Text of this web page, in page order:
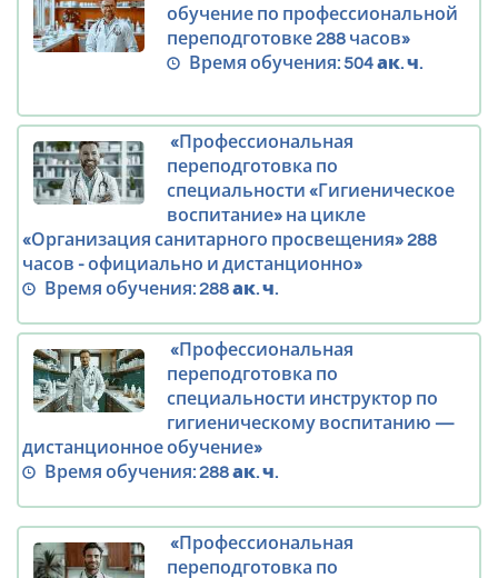
обучение по профессиональной
переподготовке 288 часов»
Время обучения:504 ак. ч.
«Профессиональная
переподготовка по
специальности «Гигиеническое
воспитание» на цикле
«Организация санитарного просвещения» 288
часов - официально и дистанционно»
Время обучения:288 ак. ч.
«Профессиональная
переподготовка по
специальности инструктор по
гигиеническому воспитанию —
дистанционное обучение»
Время обучения:288 ак. ч.
«Профессиональная
переподготовка по